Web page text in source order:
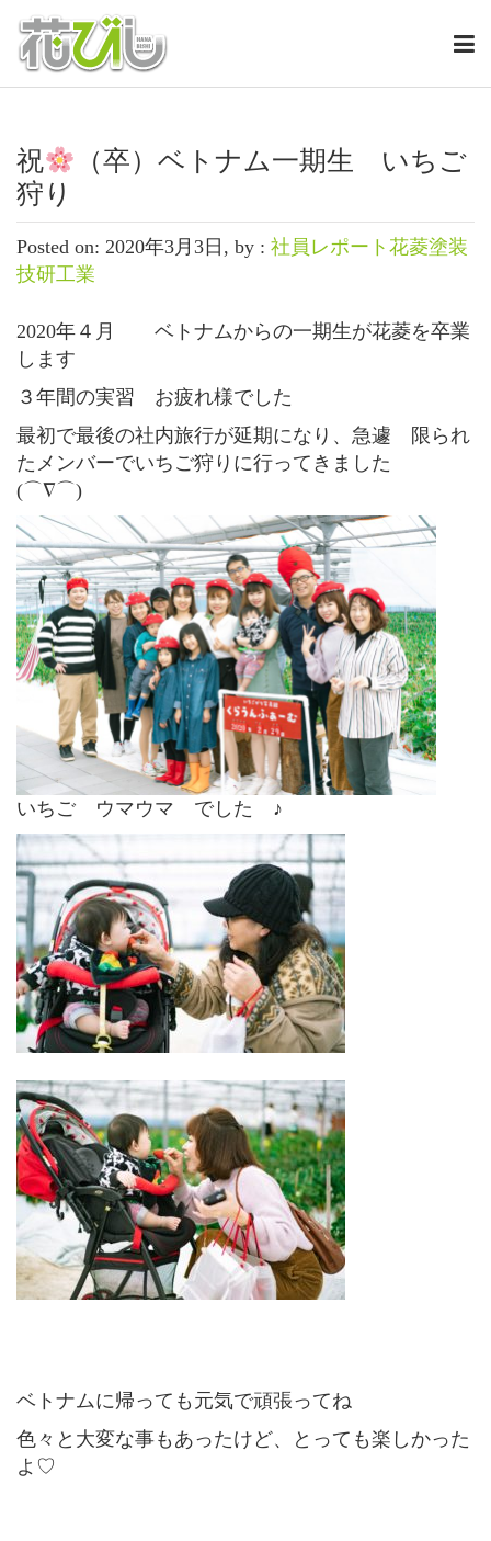
祝
（卒）ベトナム一期生 いちご
狩り
Posted on: 2020年3月3日, by : 社員レポート花菱塗装
技研工業
2020年４月 ベトナムからの一期生が花菱を卒業
します
３年間の実習 お疲れ様でした
最初で最後の社内旅行が延期になり、急遽 限られ
たメンバーでいちご狩りに行ってきました
(⌒∇⌒)
いちご ウマウマ でした ♪
ベトナムに帰っても元気で頑張ってね
色々と大変な事もあったけど、とっても楽しかった
よ♡